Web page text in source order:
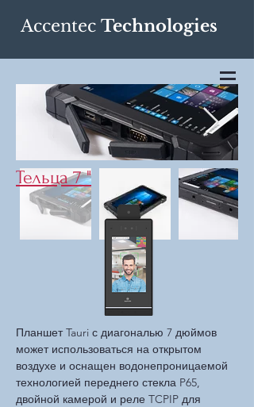
Accentec Technologies
Тельца 7 "
Планшет Tauri с диагональю 7 дюймов
может использоваться на открытом
воздухе и оснащен водонепроницаемой
технологией переднего стекла P65,
двойной камерой и реле TCPIP для